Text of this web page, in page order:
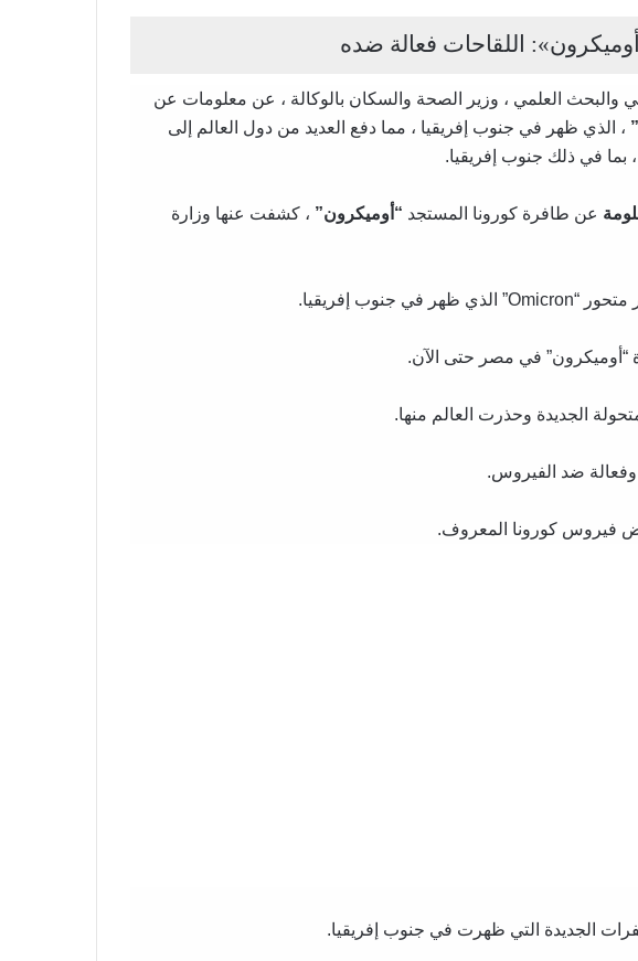
اللقاحات فعالة ضده
والبحث العلمي ، وزير الصحة والسكان بالوكالة ، عن معلومات عن
، الذي ظهر في جنوب إفريقيا ، مما دفع العديد من دول العالم إلى
بما في ذلك جنوب إفريقيا.
عن طافرة كورونا المستجد “أوميكرون” ، كشفت عنها وزارة